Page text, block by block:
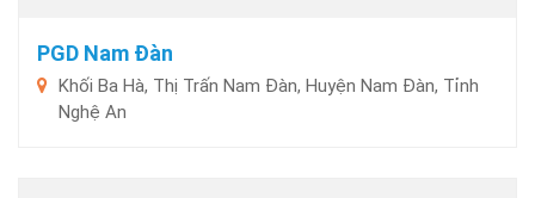
PGD Nam Đàn
Khối Ba Hà, Thị Trấn Nam Đàn, Huyện Nam Đàn, Tỉnh
Nghệ An